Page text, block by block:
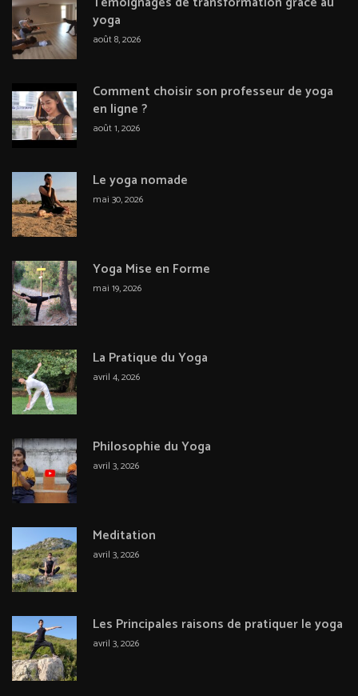
yoga
août 8, 2026
Comment choisir son professeur de yoga
en ligne ?
août 1, 2026
Le yoga nomade
mai 30, 2026
Yoga Mise en Forme
mai 19, 2026
La Pratique du Yoga
avril 4, 2026
Philosophie du Yoga
avril 3, 2026
Meditation
avril 3, 2026
Les Principales raisons de pratiquer le yoga
avril 3, 2026